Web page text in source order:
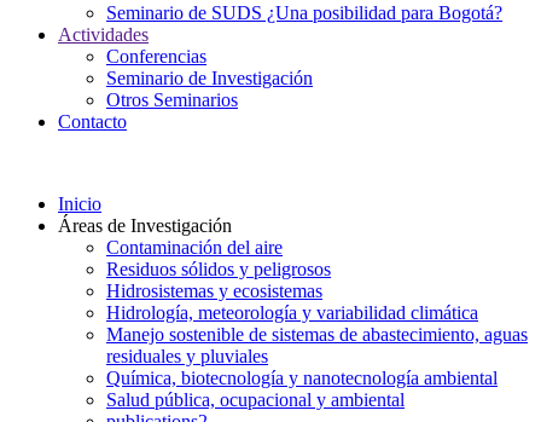
Seminario de SUDS ¿Una posibilidad para Bogotá?
Actividades
Conferencias
Seminario de Investigación
Otros Seminarios
Contacto
Inicio
Áreas de Investigación
Contaminación del aire
Residuos sólidos y peligrosos
Hidrosistemas y ecosistemas
Hidrología, meteorología y variabilidad climática
Manejo sostenible de sistemas de abastecimiento, aguas
residuales y pluviales
Química, biotecnología y nanotecnología ambiental
Salud pública, ocupacional y ambiental